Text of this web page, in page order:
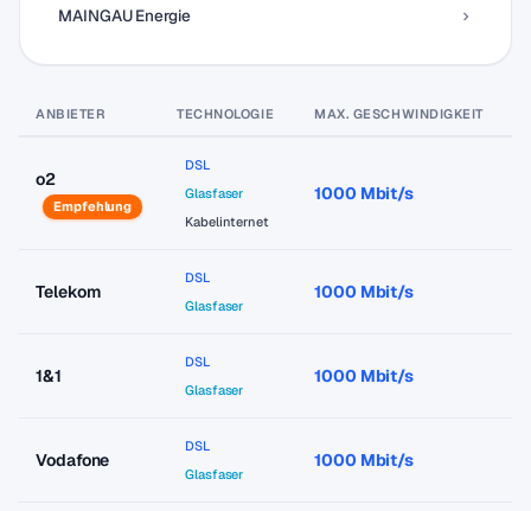
MAINGAU Energie
ANBIETER TECHNOLOGIE MAX. GESCHWINDIGKEIT
o2
Empfehlung
DSL
Glasfaser
Kabelinternet
1000 Mbit/s
Telekom
DSL
Glasfaser
1000 Mbit/s
1&1
DSL
Glasfaser
1000 Mbit/s
Vodafone
DSL
Glasfaser
1000 Mbit/s